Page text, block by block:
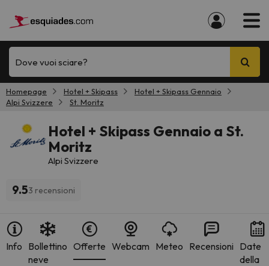
Dove vuoi sciare?
Homepage Hotel + Skipass
Hotel + Skipass Gennaio
Alpi Svizzere
St. Moritz
Hotel + Skipass Gennaio a St.
Moritz
Alpi Svizzere
9.53 recensioni
Info Bollettino
neve
Offerte Webcam Meteo Recensioni Date
della